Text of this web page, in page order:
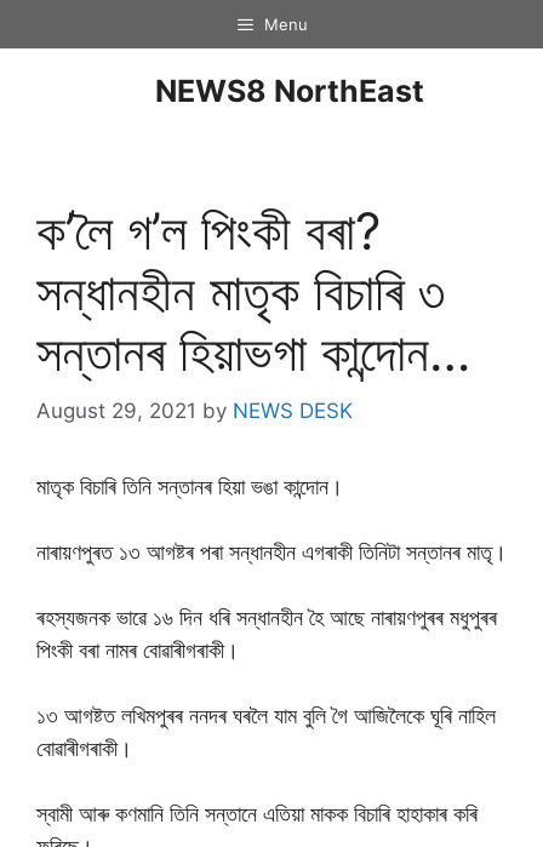
Menu
NEWS8 NorthEast
ক’লৈ গ’ল পিংকী বৰা?
সন্ধানহীন মাতৃক বিচাৰি ৩
সন্তানৰ হিয়াভগা কান্দোন…
August 29, 2021 by NEWS DESK
মাতৃক বিচাৰি তিনি সন্তানৰ হিয়া ভঙা কান্দোন।
নাৰায়ণপুৰত ১৩ আগষ্টৰ পৰা সন্ধানহীন এগৰাকী তিনিটা সন্তানৰ মাতৃ।
ৰহস্যজনক ভাৱে ১৬ দিন ধৰি সন্ধানহীন হৈ আছে নাৰায়ণপুৰৰ মধুপুৰৰ
পিংকী বৰা নামৰ বোৱাৰীগৰাকী।
১৩ আগষ্টত লখিমপুৰৰ ননদৰ ঘৰলৈ যাম বুলি গৈ আজিলৈকে ঘূৰি নাহিল
বোৱাৰীগৰাকী।
স্বামী আৰু কণমানি তিনি সন্তানে এতিয়া মাকক বিচাৰি হাহাকাৰ কৰি